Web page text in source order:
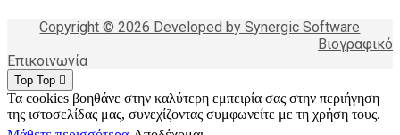
Copyright © 2026 Developed by Synergic Software
Βιογραφικό
Επικοινωνία
Top Top
Τα cookies βοηθάνε στην καλύτερη εμπειρία σας στην περιήγηση
της ιστοσελίδας μας, συνεχίζοντας συμφωνείτε με τη χρήση τους.